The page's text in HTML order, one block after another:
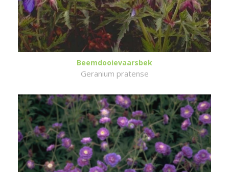
Beemdooievaarsbek
Geranium pratense